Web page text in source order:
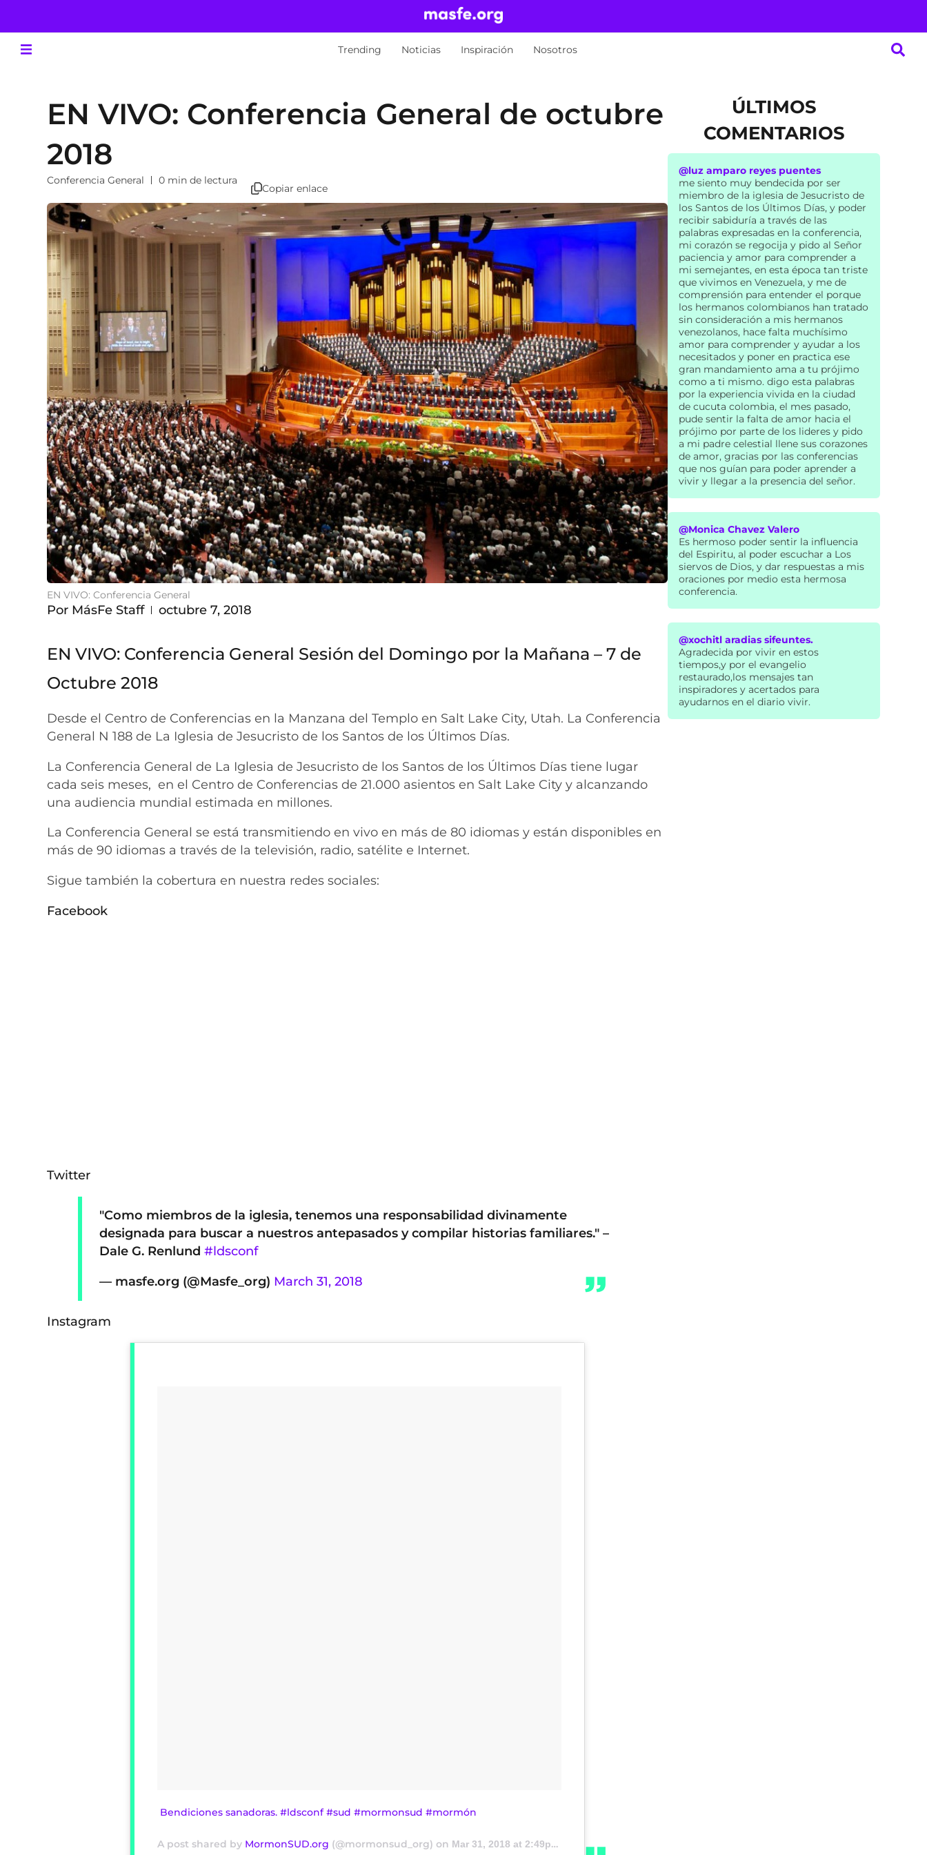
Trending Noticias Inspiración Nosotros
EN VIVO: Conferencia General de octubre
2018
Conferencia General 0 min de lectura
Copiar enlace
EN VIVO: Conferencia General
Por MásFe Staff octubre 7, 2018
EN VIVO: Conferencia General Sesión del Domingo por la Mañana – 7 de
Octubre 2018
Desde el Centro de Conferencias en la Manzana del Templo en Salt Lake City, Utah. La Conferencia
General N 188 de La Iglesia de Jesucristo de los Santos de los Últimos Días.
La Conferencia General de La Iglesia de Jesucristo de los Santos de los Últimos Días tiene lugar
cada seis meses, en el Centro de Conferencias de 21.000 asientos en Salt Lake City y alcanzando
una audiencia mundial estimada en millones.
La Conferencia General se está transmitiendo en vivo en más de 80 idiomas y están disponibles en
más de 90 idiomas a través de la televisión, radio, satélite e Internet.
Sigue también la cobertura en nuestra redes sociales:
Facebook
Twitter
"Como miembros de la iglesia, tenemos una responsabilidad divinamente
designada para buscar a nuestros antepasados y compilar historias familiares." –
Dale G. Renlund#ldsconf
— masfe.org (@Masfe_org) March 31, 2018
Instagram
Bendiciones sanadoras. #ldsconf #sud #mormonsud #mormón
A post shared by MormonSUD.org (@mormonsud_org) on Mar 31, 2018 at 2:49pm PDT
ÚLTIMOS
COMENTARIOS
@luz amparo reyes puentes
me siento muy bendecida por ser
miembro de la iglesia de Jesucristo de
los Santos de los Últimos Días, y poder
recibir sabiduría a través de las
palabras expresadas en la conferencia,
mi corazón se regocija y pido al Señor
paciencia y amor para comprender a
mi semejantes, en esta época tan triste
que vivimos en Venezuela, y me de
comprensión para entender el porque
los hermanos colombianos han tratado
sin consideración a mis hermanos
venezolanos, hace falta muchísimo
amor para comprender y ayudar a los
necesitados y poner en practica ese
gran mandamiento ama a tu prójimo
como a ti mismo. digo esta palabras
por la experiencia vivida en la ciudad
de cucuta colombia, el mes pasado,
pude sentir la falta de amor hacia el
prójimo por parte de los lideres y pido
a mi padre celestial llene sus corazones
de amor, gracias por las conferencias
que nos guían para poder aprender a
vivir y llegar a la presencia del señor.
@Monica Chavez Valero
Es hermoso poder sentir la influencia
del Espiritu, al poder escuchar a Los
siervos de Dios, y dar respuestas a mis
oraciones por medio esta hermosa
conferencia.
@xochitl aradias sifeuntes.
Agradecida por vivir en estos
tiempos,y por el evangelio
restaurado,los mensajes tan
inspiradores y acertados para
ayudarnos en el diario vivir.